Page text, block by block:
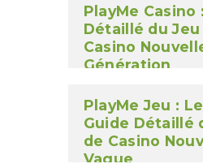
PlayMe Casino
Détaillé du Jeu
Casino
Génération
PlayMe Jeu :
Guide Détaillé
de Casino
Vague